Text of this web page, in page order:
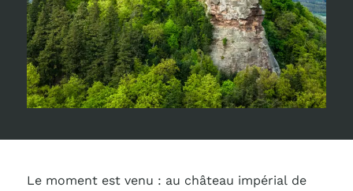
Le moment est venu : au château impérial de